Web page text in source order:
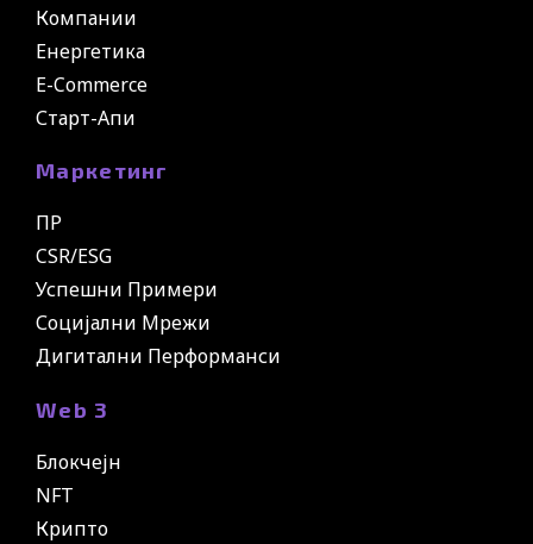
Компании
Енергетика
E-Commerce
Старт-Апи
Маркетинг
ПР
CSR/ESG
Успешни Примери
Социјални Мрежи
Дигитални Перформанси
Web 3
Блокчејн
NFT
Крипто